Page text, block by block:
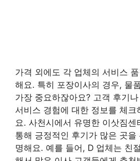
가격 외에도 각 업체의 서비스
해요. 특히 포장이사의 경우, 물
가장 중요하잖아요? 고객 후기
서비스 경험에 대한 정보를 체크
요. 사천시에서 유명한 이삿짐센
통해 긍정적인 후기가 많은 곳을
명해요. 예를 들어, D 업체는 친